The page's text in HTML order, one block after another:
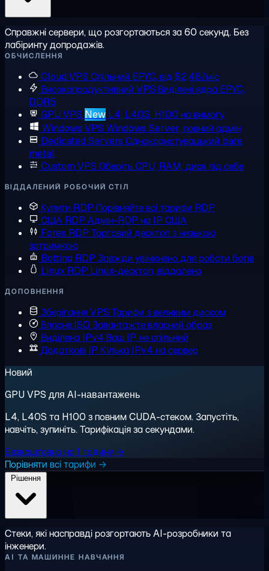
Справжні сервери, що розгортаються за 60 секунд. Без
лабіринту допродажів.
ОБЧИСЛЕННЯ
Cloud VPS Спільний EPYC, від $2,48/міс
Високопродуктивний VPS Виділені ядра EPYC,
DDR5
GPU VPS New L4, L40S, H100 на вимогу
Windows VPS Windows Server, повний адмін
Dedicated Servers Однокористувацький bare
metal
Custom VPS Оберіть CPU, RAM, диск під себе
ВІДДАЛЕНИЙ РОБОЧИЙ СТІЛ
Купити RDP Порівняйте всі тарифи RDP
США RDP Адмін-RDP на IP США
Forex RDP Торговий десктоп з низькою
затримкою
Botting RDP Завжди увімкнено для роботи ботів
Linux RDP Linux-десктоп, віддалено
ДОПОВНЕННЯ
Зберігання VPS Тарифи з великим диском
Власне ISO Завантажте власний образ
Виділена IPv4 Ваш IP, не спільний
Додаткові IP Кілька IPv4 на сервер
Новий
GPU VPS для AI-навантажень
L4, L40S та H100 з повним CUDA-стеком. Запустіть,
навчіть, зупиніть. Тарифікація за секундами.
Безкоштовно на 1 годину →
Порівняти всі тарифи →
Стеки, які насправді розгортають AI-розробники та
інженери.
AI ТА МАШИННЕ НАВЧАННЯ